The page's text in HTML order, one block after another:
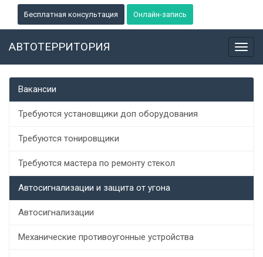
Бесплатная консультация Онлайн-запись
АВТОТЕРРИТОРИЯ
Вакансии
Требуются установщики доп оборудования
Требуются тонировщики
Требуются мастера по ремонту стекол
Автосигнализации и защита от угона
Автосигнализации
Механические противоугонные устройства